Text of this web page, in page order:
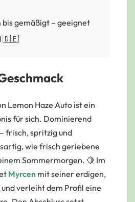
bis gemäßigt – geeignet
🇩🇪
Lemon Haze Auto ist ein
für sich. Dominierend
– frisch, spritzig und
wie frisch geriebene
Sommermorgen. 🍋 Im
Myrcen mit seiner erdigen,
verleiht dem Profil eine